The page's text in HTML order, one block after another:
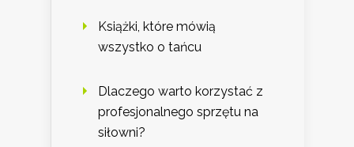
Książki, które mówią
wszystko o tańcu
Dlaczego warto korzystać z
profesjonalnego sprzętu na
siłowni?